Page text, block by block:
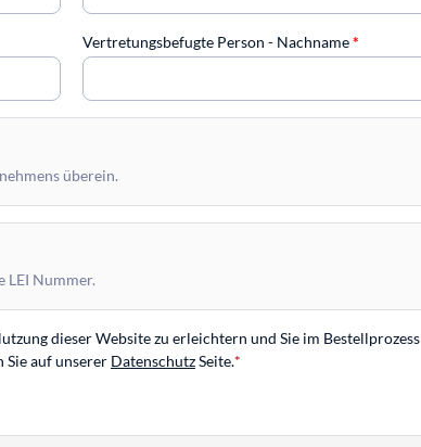
Vertretungsbefugte Person - Nachname*
überein.
LEI Nummer.
dieser Website zu erleichtern und Sie im Bestellprozess
auf unserer DatenschutzSeite.